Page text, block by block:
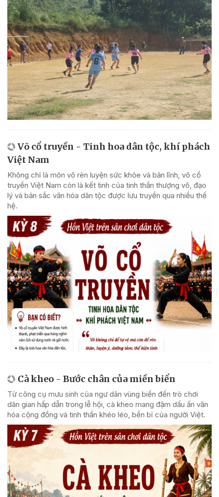
Võ cổ truyền - Tinh hoa dân tộc, khí phách
Việt Nam
Không chỉ là môn võ rèn luyện sức khỏe và bản lĩnh, võ cổ
truyền Việt Nam còn là kết tinh của tinh thần thượng võ, đạo
lý và bản sắc văn hóa dân tộc được lưu truyền qua nhiều thế
hệ.
Cà kheo - Bước chân của miền biển
Từ công cụ mưu sinh của ngư dân vùng biển đến trò chơi
dân gian hấp dẫn trong lễ hội, cà kheo mang đậm dấu ấn văn
hóa cộng đồng và tinh thần khéo léo, bền bỉ của người Việt.